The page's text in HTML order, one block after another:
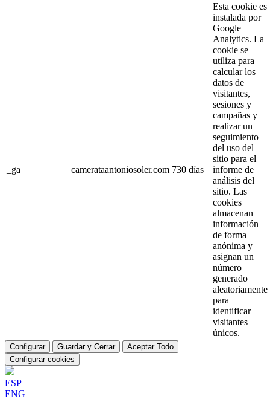
_ga camerataantoniosoler.com 730 días
Esta cookie es
instalada por
Google
Analytics. La
cookie se
utiliza para
calcular los
datos de
visitantes,
sesiones y
campañas y
realizar un
seguimiento
del uso del
sitio para el
informe de
análisis del
sitio. Las
cookies
almacenan
información
de forma
anónima y
asignan un
número
generado
aleatoriamente
para
identificar
visitantes
únicos.
Configurar Guardar y Cerrar
Aceptar Todo
Configurar cookies
ESP
ENG